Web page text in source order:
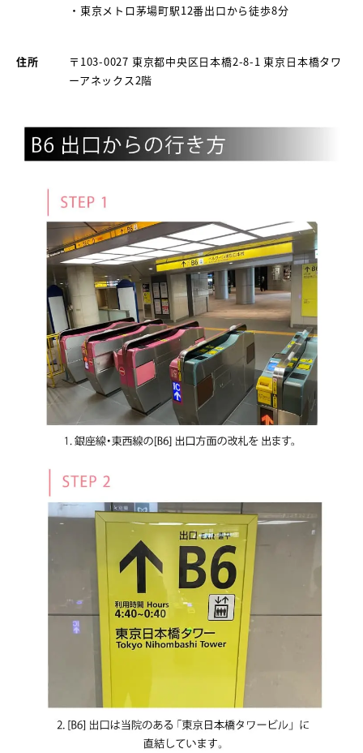
・ 東京メトロ茅場町駅12番出口から徒歩8分
住所
〒103-0027 東京都中央区日本橋2-8-1 東京日本橋タワ
ーアネックス2階